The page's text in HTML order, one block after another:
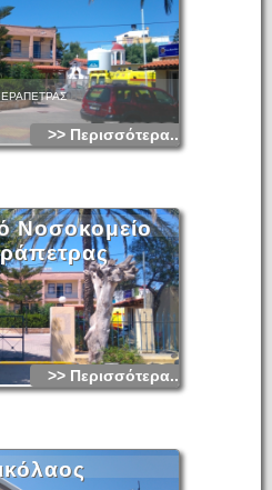
>> Περισσότερα...
Νοσοκομείο
>> Περισσότερα...